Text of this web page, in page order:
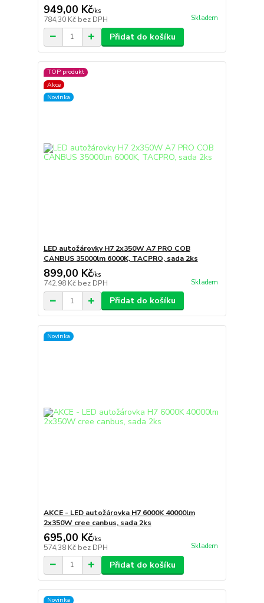
949,00 Kč/ks
784,30 Kč bez DPH Skladem
Přidat do košíku
TOP produkt
Akce
Novinka
LED autožárovky H7 2x350W A7 PRO COB
CANBUS 35000lm 6000K, TACPRO, sada 2ks
899,00 Kč/ks
742,98 Kč bez DPH Skladem
Přidat do košíku
Novinka
AKCE - LED autožárovka H7 6000K 40000lm
2x350W cree canbus, sada 2ks
695,00 Kč/ks
574,38 Kč bez DPH Skladem
Přidat do košíku
Novinka